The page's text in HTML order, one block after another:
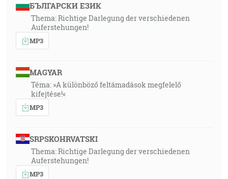
БЪЛГАРСКИ ЕЗИК
Thema: Richtige Darlegung der verschiedenen
Auferstehungen!
MP3
MAGYAR
Téma: »A különböző feltámadások megfelelő
kifejtése!«
MP3
SRPSKOHRVATSKI
Thema: Richtige Darlegung der verschiedenen
Auferstehungen!
MP3